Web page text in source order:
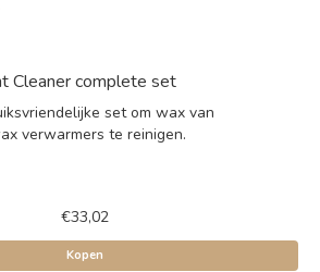
Cleaner complete set
set om wax van
verwarmers te reinigen.
€33,02
Kopen